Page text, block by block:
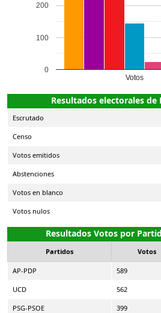
Votos
0
100
200
Resultados electorales de
Escrutado
Censo
Votos emitidos
Abstenciones
Votos en blanco
Votos nulos
Resultados Votos por
Partidos Votos
AP-PDP 589
UCD 562
PSG-PSOE 399